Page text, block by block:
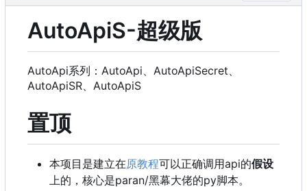
AutoApiS-超级版
AutoApi系列：AutoApi、AutoApiSecret、
AutoApiSR、AutoApiS
置顶
本项目是建立在原教程可以正确调用api的假设
上的，核心是paran/黑幕大佬的py脚本。